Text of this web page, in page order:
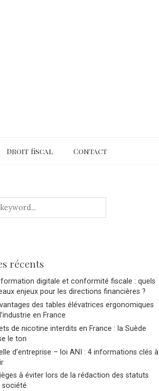
Droit fiscal Contact
récents
digitale et conformité fiscale : quels
enjeux pour les directions financières ?
des tables élévatrices ergonomiques
en France
de nicotine interdits en France : la Suède
le ton
d’entreprise – loi ANI : 4 informations clés à
à éviter lors de la rédaction des statuts
société